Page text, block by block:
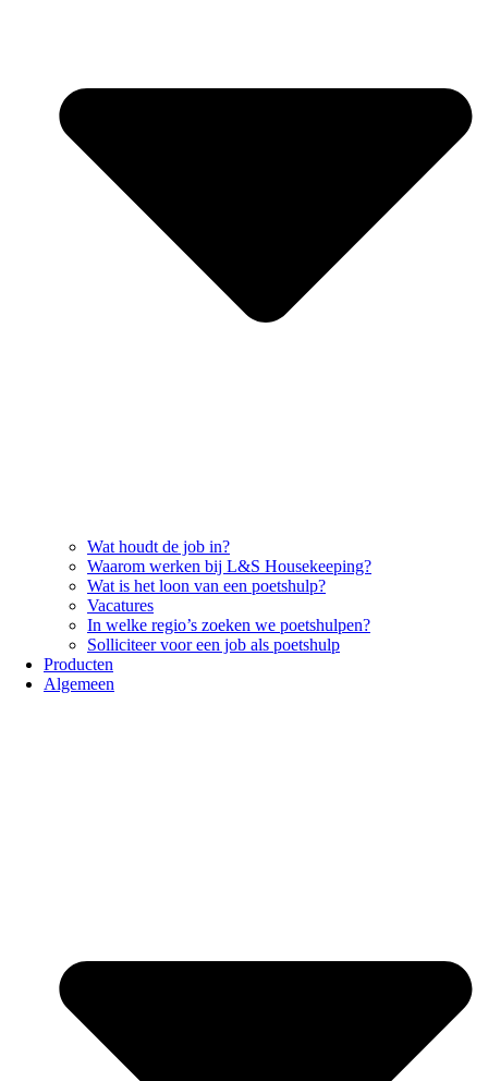
Wat houdt de job in?
Waarom werken bij L&S Housekeeping?
Wat is het loon van een poetshulp?
Vacatures
In welke regio’s zoeken we poetshulpen?
Solliciteer voor een job als poetshulp
Producten
Algemeen